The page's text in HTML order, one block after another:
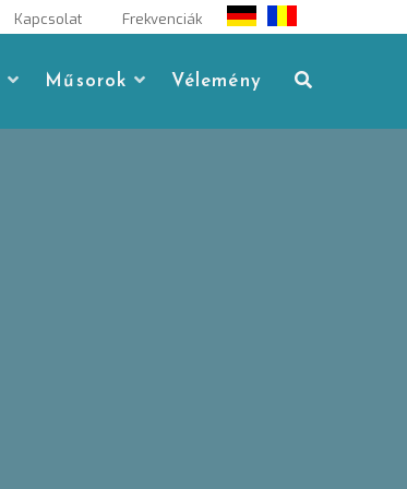
Kapcsolat Frekvenciák
Műsorok Vélemény